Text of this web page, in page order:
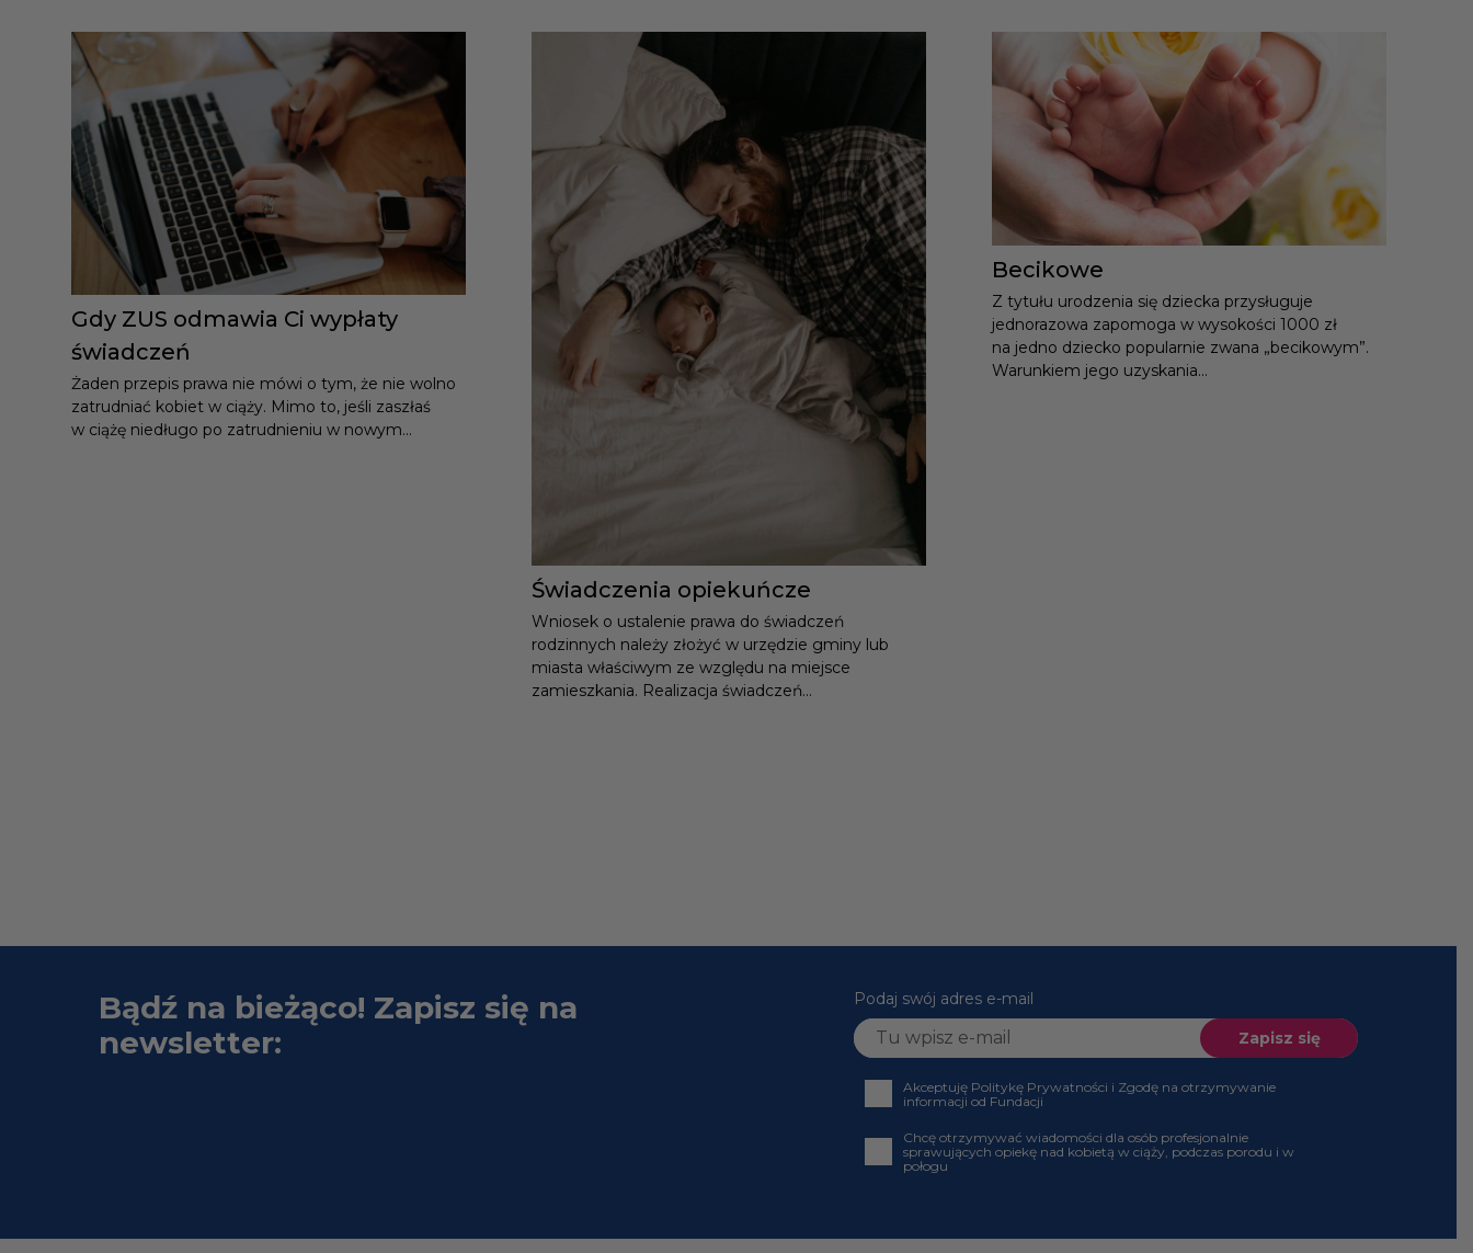
Gdy ZUS odmawia Ci wypłaty
świadczeń
Żaden przepis prawa nie mówi o tym, że nie wolno
zatrudniać kobiet w ciąży. Mimo to, jeśli zaszłaś
w ciążę niedługo po zatrudnieniu w nowym...
Świadczenia opiekuńcze
Wniosek o ustalenie prawa do świadczeń
rodzinnych należy złożyć w urzędzie gminy lub
miasta właściwym ze względu na miejsce
zamieszkania. Realizacja świadczeń...
Becikowe
Z tytułu urodzenia się dziecka przysługuje
jednorazowa zapomoga w wysokości 1000 zł
na jedno dziecko popularnie zwana „becikowym”.
Warunkiem jego uzyskania...
Bądź na bieżąco! Zapisz się na
newsletter:
Podaj swój adres e-mail
Akceptuję Politykę Prywatności i Zgodę na otrzymywanie
informacji od Fundacji
Chcę otrzymywać wiadomości dla osób profesjonalnie
sprawujących opiekę nad kobietą w ciąży, podczas porodu i w
połogu